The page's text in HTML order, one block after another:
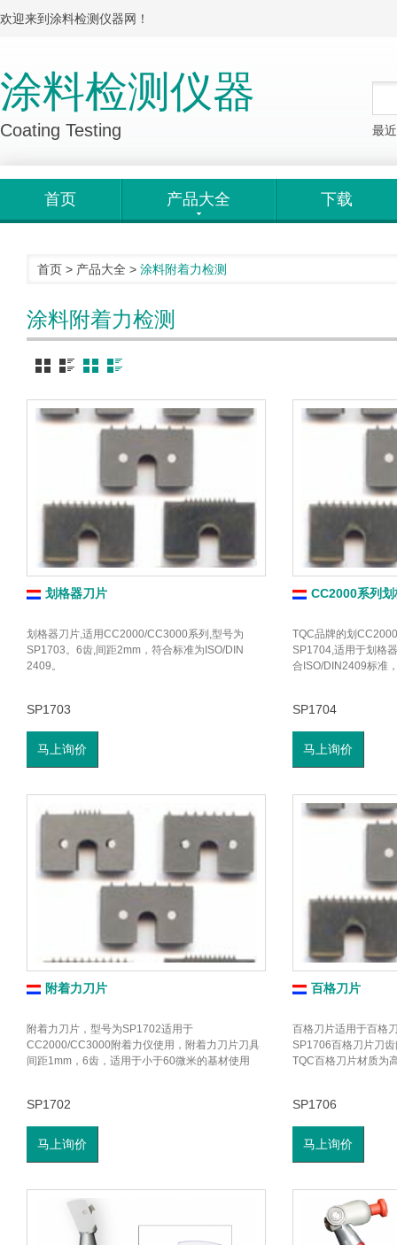
欢迎来到涂料检测仪器网！
涂料检测仪器
Coating Testing 最
首页 产品大全 下载
首页 > 产品大全 > 涂料附着力检测
涂料附着力检测
划格器刀片
划格器刀片,适用CC2000/CC3000系列,型号为
SP1703。6齿,间距2mm，符合标准为ISO/DIN
2409。
SP1703
马上询价
CC2000系列
TQC品牌的划
SP1704,适用于划格
合ISO/DIN2409标准
SP1704
马上询价
附着力刀片
附着力刀片，型号为SP1702适用于
CC2000/CC3000附着力仪使用，附着力刀片刀具
间距1mm，6齿，适用于小于60微米的基材使用
SP1702
马上询价
百格刀片
百格刀片适用于百格
SP1706百格刀片刀
TQC百格刀片材质为
SP1706
马上询价